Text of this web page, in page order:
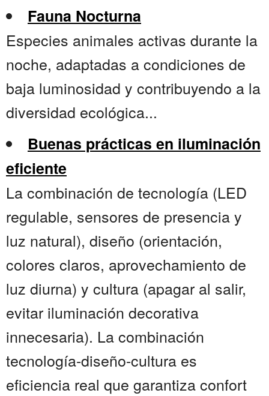
Fauna Nocturna
Especies animales activas durante la
noche, adaptadas a condiciones de
baja luminosidad y contribuyendo a la
diversidad ecológica...
Buenas prácticas en iluminación
eficiente
La combinación de tecnología (LED
regulable, sensores de presencia y
luz natural), diseño (orientación,
colores claros, aprovechamiento de
luz diurna) y cultura (apagar al salir,
evitar iluminación decorativa
innecesaria). La combinación
tecnología-diseño-cultura es
eficiencia real que garantiza confort